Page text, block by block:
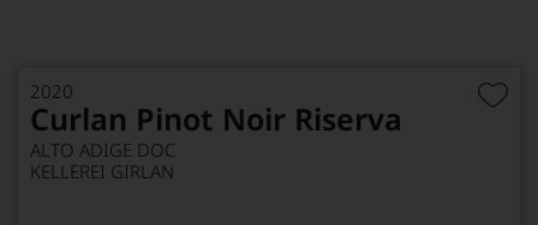
2020
Curlan Pinot Noir Riserva
ALTO ADIGE DOC
KELLEREI GIRLAN